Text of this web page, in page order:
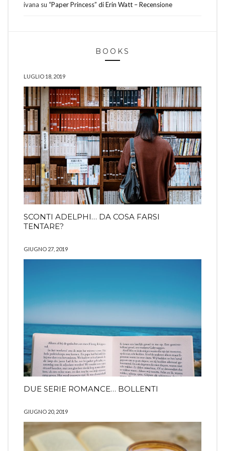
ivana su “Paper Princess” di Erin Watt – Recensione
BOOKS
LUGLIO 18, 2019
SCONTI ADELPHI… DA COSA FARSI
TENTARE?
GIUGNO 27, 2019
DUE SERIE ROMANCE… BOLLENTI
GIUGNO 20, 2019